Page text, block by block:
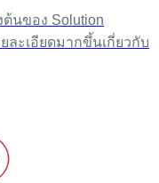
ต้นของ Solution
ละเอียดมากขึ้นเกี่ยวกับ